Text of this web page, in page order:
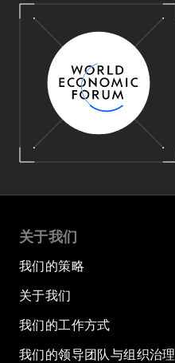
关于我们
我们的策略
关于我们
我们的工作方式
我们的领导团队与组织治理